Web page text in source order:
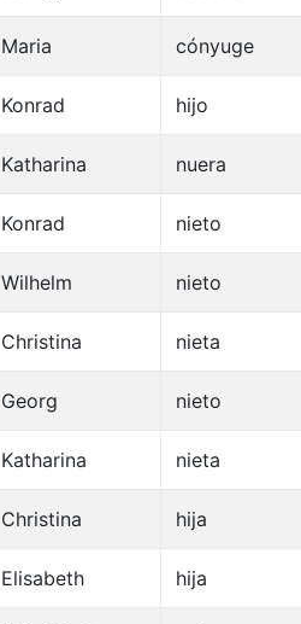
Maria cónyuge
Konrad hijo
Katharina nuera
Konrad nieto
Wilhelm nieto
Christina nieta
Georg nieto
Katharina nieta
Christina hija
Elisabeth hija